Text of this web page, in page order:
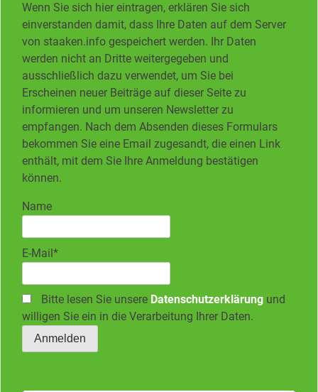
Wenn Sie sich hier eintragen, erklären Sie sich
einverstanden damit, dass Ihre Daten auf dem Server
von staaken.info gespeichert werden. Ihr Daten
werden nicht an Dritte weitergegeben und
ausschließlich dazu verwendet, um Sie bei
Erscheinen neuer Beiträge auf dieser Seite zu
informieren und um unseren Newsletter zu
empfangen. Nach dem Absenden dieses Formulars
bekommen Sie eine Email zugesandt, die einen Link
enthält, mit dem Sie Ihre Anmeldung bestätigen
können.
Name
E-Mail*
Bitte lesen Sie unsere Datenschutzerklärung und
willigen Sie ein in die Verarbeitung Ihrer Daten.